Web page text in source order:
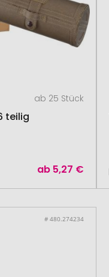
ab 25 Stück
teilig
ab 5,27 €
# 480.274234